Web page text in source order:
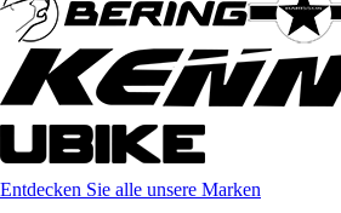
Entdecken Sie alle unsere Marken